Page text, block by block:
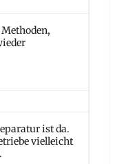
ist da.
vielleicht